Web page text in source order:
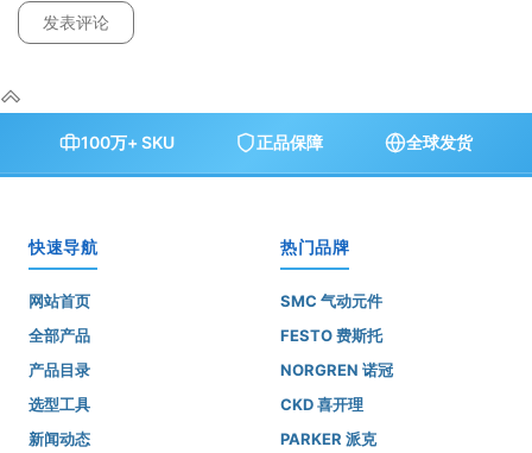
100万+ SKU 正品保障 全球发货
快速导航
网站首页
全部产品
产品目录
选型工具
新闻动态
热门品牌
SMC 气动元件
FESTO 费斯托
NORGREN 诺冠
CKD 喜开理
PARKER 派克